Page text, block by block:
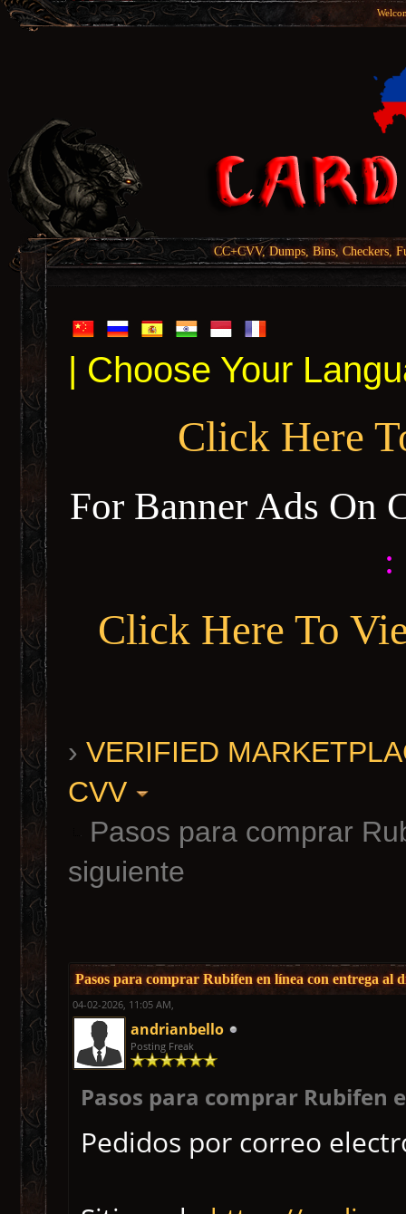
CC+CVV, Dumps, Bins, Checkers,
| Choose Your
Click Here
For Banner Ads On
:
Click Here To
› VERIFIED
CVV
Pasos para comprar
siguiente
Pasos para comprar Rubifen en línea con entrega al
04-02-2026, 11:05 AM,
andrianbello
Posting Freak
Pasos para comprar Rubifen
Pedidos por correo